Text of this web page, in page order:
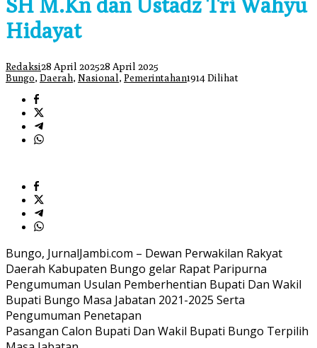
SH M.Kn dan Ustadz Tri Wahyu
Hidayat
Redaksi28 April 202528 April 2025
Bungo, Daerah, Nasional , Pemerintahan1914 Dilihat
Bungo, JurnalJambi.com – Dewan Perwakilan Rakyat
Daerah Kabupaten Bungo gelar Rapat Paripurna
Pengumuman Usulan Pemberhentian Bupati Dan Wakil
Bupati Bungo Masa Jabatan 2021-2025 Serta
Pengumuman Penetapan
Pasangan Calon Bupati Dan Wakil Bupati Bungo Terpilih